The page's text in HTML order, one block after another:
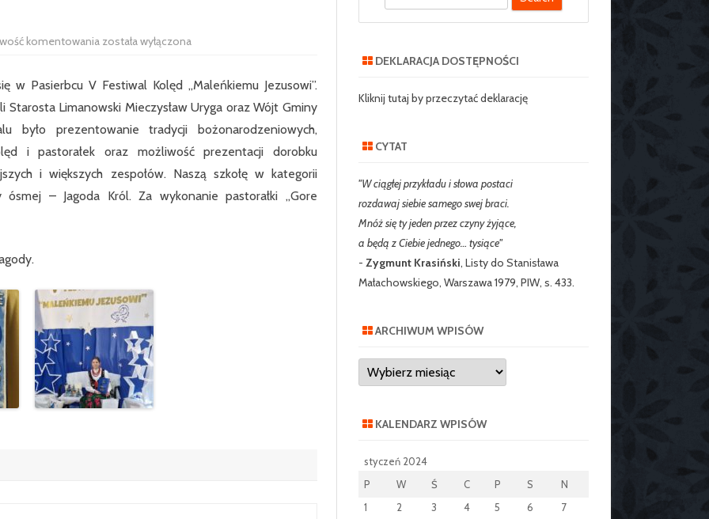
PODSTAWOWEJ NR 2 W
KLASA 1
KLASA 2
KLASA 3
KLASA 4
komentowania Wyróżnienie
Kolęd
Jezusowi”
Pasierbcu.
została wyłączona
Pasierbcu V Festiwal Kolęd „Maleńkiemu Jezusowi”.
Limanowski Mieczysław Uryga oraz Wójt Gminy
było prezentowanie tradycji bożonarodzeniowych,
i pastorałek oraz możliwość prezentacji dorobku
i większych zespołów. Naszą szkołę w kategorii
– Jagoda Król. Za wykonanie pastorałki „Gore
DEKLARACJA DOSTĘPNOŚCI
Kliknij tutaj by przeczytać deklarację
CYTAT
"W ciągłej przykładu i słowa postaci
rozdawaj siebie samego swej braci.
Mnóż się ty jeden przez czyny żyjące,
a będą z Ciebie jednego… tysiące"
- Zygmunt Krasiński, Listy do Stanisława
Małachowskiego, Warszawa 1979, PIW, s. 433.
ARCHIWUM WPISÓW
Archiwum
wpisów
KALENDARZ WPISÓW
styczeń 2024
P
W Ś C P S
N
1
2 3 4 5 6
7